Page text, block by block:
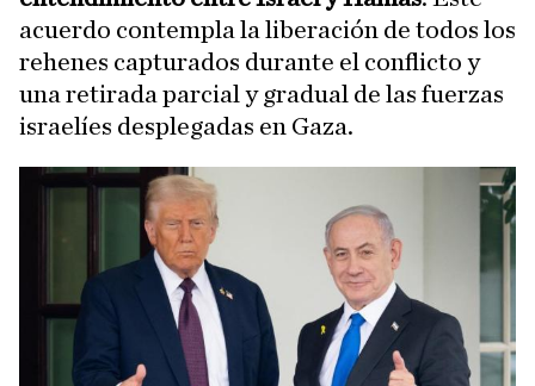
acuerdo contempla la liberación de todos los
rehenes capturados durante el conflicto y
una retirada parcial y gradual de las fuerzas
israelíes desplegadas en Gaza.